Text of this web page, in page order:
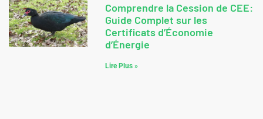
Comprendre la Cession de CEE:
Guide Complet sur les
Certificats d’Économie
d’Énergie
Lire Plus »